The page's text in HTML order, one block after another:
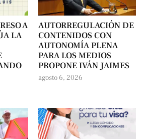
A
LA
AUTORREGULACIÓN DE
CONTENIDOS CON
AUTONOMÍA PLENA
PARA LOS MEDIOS
PROPONE IVÁN JAIMES
agosto 6, 2026